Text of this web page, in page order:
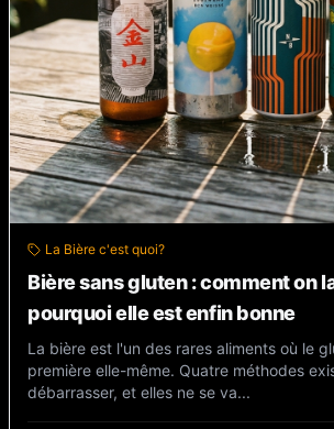
La Bière c'est quoi?
Bière sans gluten : comment on
pourquoi elle est enfin bonne
La bière est l'un des rares aliments où le
première elle-même. Quatre méthodes
débarrasser, et elles ne se va...